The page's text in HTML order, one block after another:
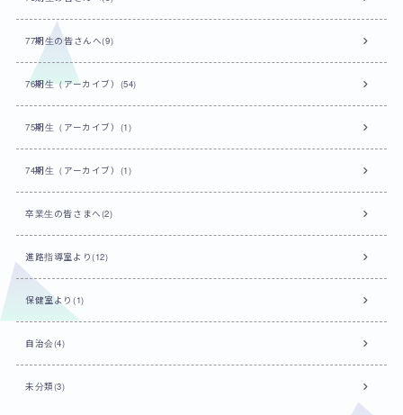
77期生の皆さんへ(9)
76期生（アーカイブ）(54)
75期生（アーカイブ）(1)
74期生（アーカイブ）(1)
卒業生の皆さまへ(2)
進路指導室より(12)
保健室より(1)
自治会(4)
未分類(3)